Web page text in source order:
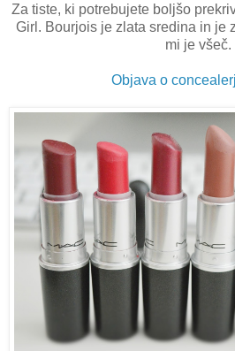
Za tiste, ki potrebujete boljšo
Girl. Bourjois je zlata sredina in je
mi je všeč.
Objava o